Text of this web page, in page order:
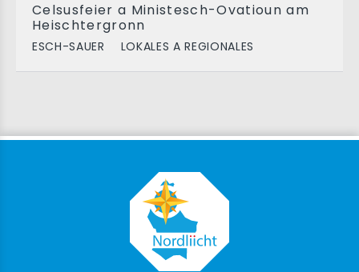
Celsusfeier a Ministesch-Ovatioun am
Heischtergronn
ESCH-SAUER LOKALES A REGIONALES